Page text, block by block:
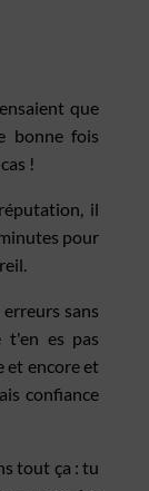
que
bonne fois
!
il
pour
sans
t'en es pas
et encore et
confiance
tout ça : tu